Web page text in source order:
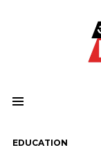
EDUCATION